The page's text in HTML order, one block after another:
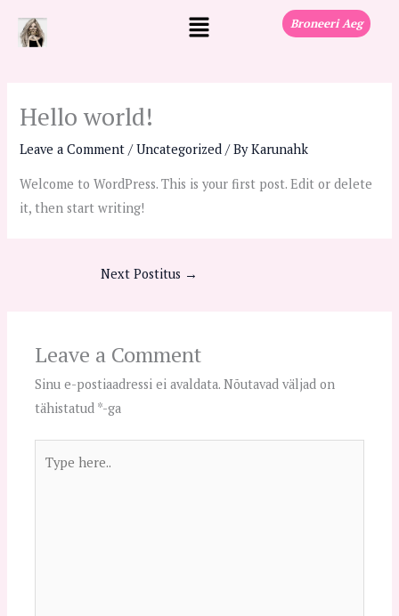
Menu Broneeri Aeg
Hello world!
Leave a Comment /Uncategorized / ByKarunahk
Welcome to WordPress. This is your first post. Edit or delete
it, then start writing!
Next Postitus →
Leave a Comment
Sinu e-postiaadressi ei avaldata. Nõutavad väljad on
tähistatud *-ga
here..